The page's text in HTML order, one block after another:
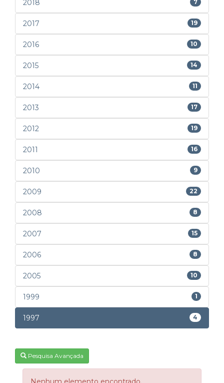
2018 7
2017 19
2016 10
2015 14
2014 11
2013 17
2012 19
2011 16
2010 9
2009 22
2008 8
2007 15
2006 8
2005 10
1999 1
1997 4
Pesquisa Avançada